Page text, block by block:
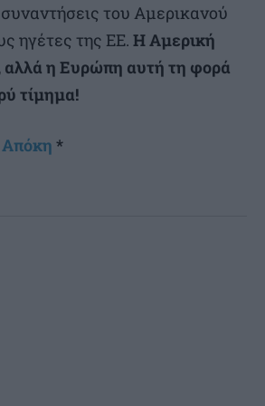
συναντήσεις του Αμερικανού
ηγέτες της ΕΕ. Η Αμερική
αλλά η Ευρώπη αυτή τη φορά
τίμημα!
*